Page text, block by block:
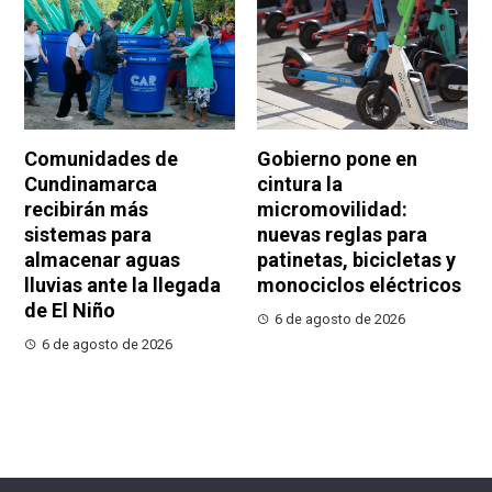
Comunidades de
Cundinamarca
recibirán más
sistemas para
almacenar aguas
lluvias ante la llegada
de El Niño
6 de agosto de 2026
Gobierno pone en
cintura la
micromovilidad:
nuevas reglas para
patinetas, bicicletas y
monociclos eléctricos
6 de agosto de 2026